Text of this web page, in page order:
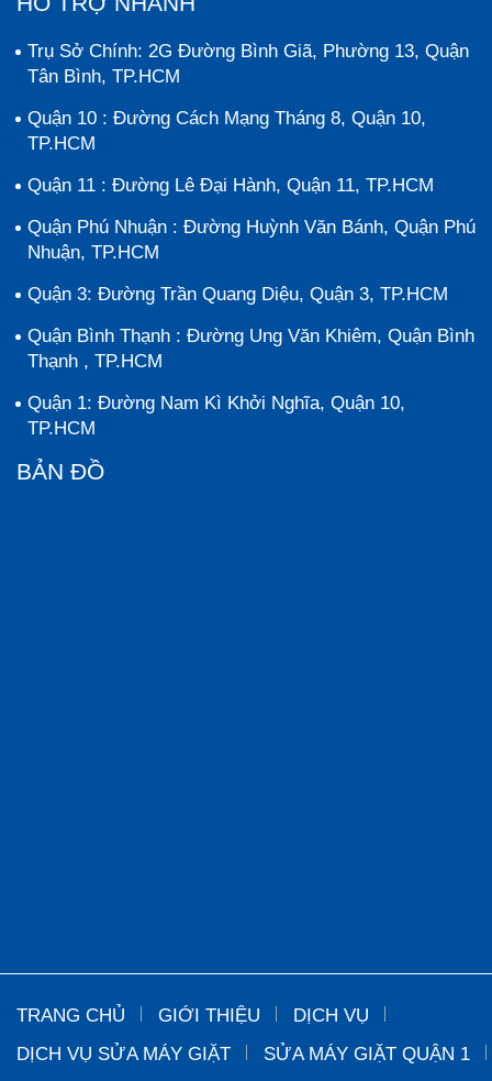
Trụ Sở Chính: 2G Đường Bình Giã, Phường 13, Quận
Tân Bình, TP.HCM
Quận 10 : Đường Cách Mạng Tháng 8, Quận 10,
TP.HCM
Quận 11 : Đường Lê Đại Hành, Quận 11, TP.HCM
Quận Phú Nhuận : Đường Huỳnh Văn Bánh, Quận Phú
Nhuận, TP.HCM
Quận 3: Đường Trần Quang Diệu, Quận 3, TP.HCM
Quận Bình Thạnh : Đường Ung Văn Khiêm, Quận Bình
Thạnh , TP.HCM
Quận 1: Đường Nam Kì Khởi Nghĩa, Quận 10,
TP.HCM
BẢN ĐỒ
TRANG CHỦ GIỚI THIỆU
DỊCH VỤ
DỊCH VỤ SỬA MÁY GIẶT
SỬA MÁY GIẶT QUẬN 1